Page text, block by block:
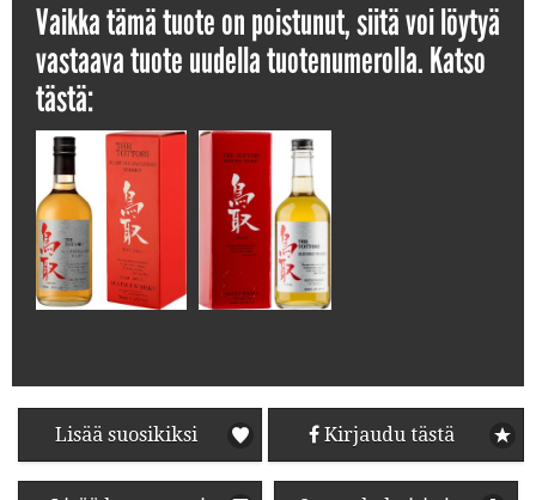
Vaikka tämä tuote on poistunut, siitä voi löytyä
vastaava tuote uudella tuotenumerolla. Katso
tästä:
Lisää suosikiksi Kirjaudu tästä